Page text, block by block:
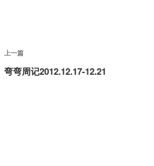
文
章
上
一
上一篇
弯弯周记2012.12.17-12.21